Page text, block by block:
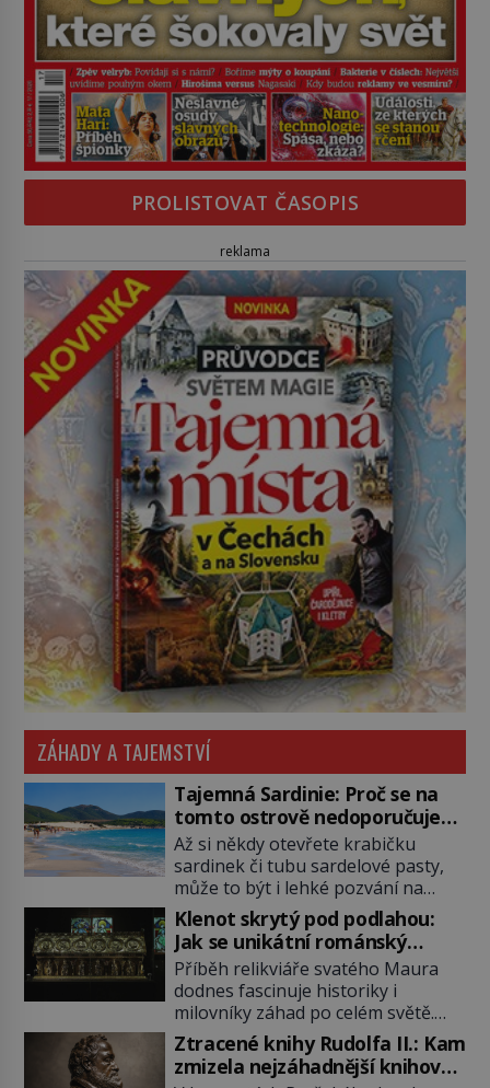
PROLISTOVAT ČASOPIS
reklama
ZÁHADY A TAJEMSTVÍ
Tajemná Sardinie: Proč se na
tomto ostrově nedoporučuje
pytlovat „mořské brambory“?
Až si někdy otevřete krabičku
sardinek či tubu sardelové pasty,
může to být i lehké pozvání na
cestu do srdce Středozemního
moře, na ostrov hrdých Sardů.
Věděli jste, že to byl právě italský
ostrov Sardinie, jenž těmto
produktům moře propůjčil své
jméno. Co dalšího je pro Sardinii
typické a pro Středoevropana
zajímavé? Na mapách má […]
Klenot skrytý pod podlahou:
Jak se unikátní románský
poklad dostal do zapadlého
Bečova?
Příběh relikviáře svatého Maura
dodnes fascinuje historiky i
milovníky záhad po celém světě.
Tato románská zlatnická památka
ze 13. století je po českých
korunovačních klenotech druhým
Ztracené knihy Rudolfa II.: Kam
zmizela nejzáhadnější knihovna